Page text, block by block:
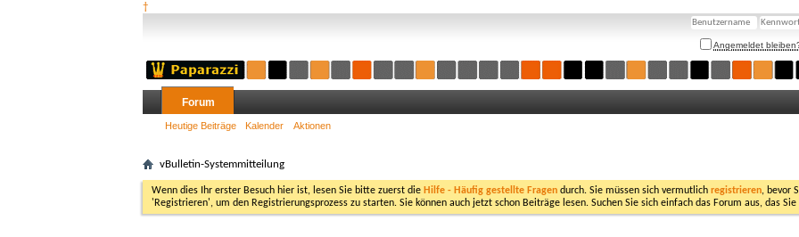
†
Angemeldet
Forum
Heutige Beiträge Kalender Aktionen
vBulletin-Systemmitteilung
Wenn dies Ihr erster Besuch hier ist, lesen Sie bitte zuerst die Hilfe - Häufig gestellte Fragen durch. Sie müssen sich vermutlich registrieren, bevor
'Registrieren', um den Registrierungsprozess zu starten. Sie können auch jetzt schon Beiträge lesen. Suchen Sie sich einfach das Forum aus, das